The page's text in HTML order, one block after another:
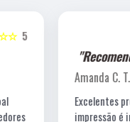
5
Amanda C.
Excelentes
impressão é